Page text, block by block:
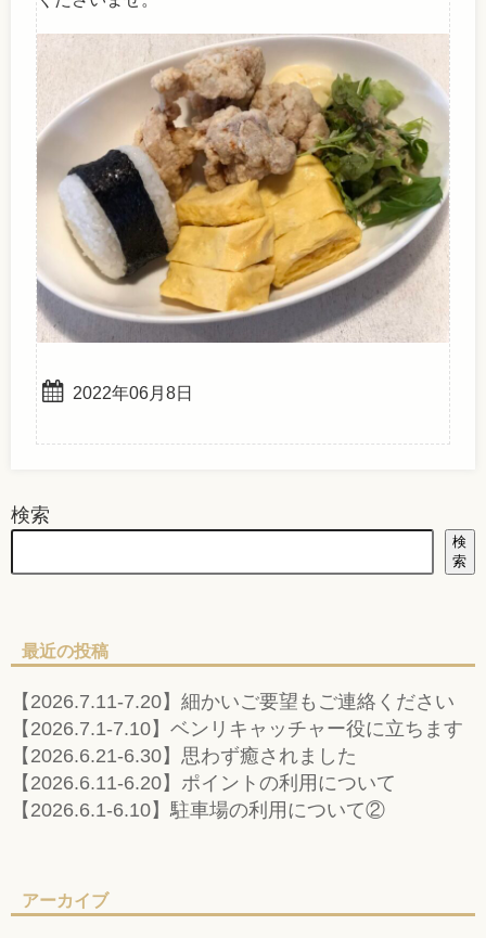
2022年06月8日
検索
検
索
最近の投稿
【2026.7.11-7.20】細かいご要望もご連絡ください
【2026.7.1-7.10】ベンリキャッチャー役に立ちます
【2026.6.21-6.30】思わず癒されました
【2026.6.11-6.20】ポイントの利用について
【2026.6.1-6.10】駐車場の利用について②
アーカイブ